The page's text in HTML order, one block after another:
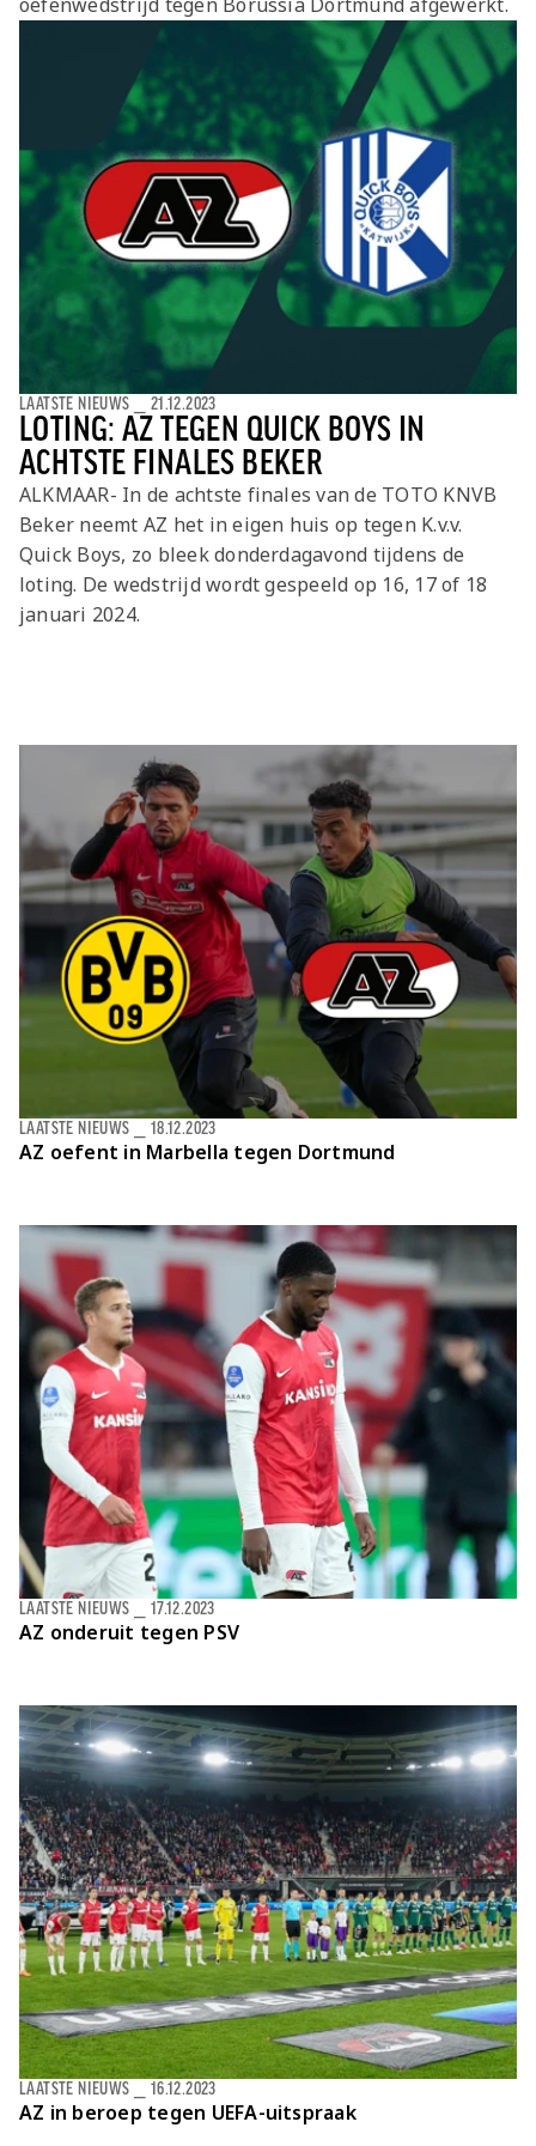
Jong AZ
Seizoenkaart
LOTING: AZ TEGEN QUICK BOYS IN
ACHTSTE FINALES BEKER
LAATSTE NIEUWS 21.12.2023
ALKMAAR- In de achtste finales van de TOTO KNVB
Beker neemt AZ het in eigen huis op tegen K.v.v.
Quick Boys, zo bleek donderdagavond tijdens de
loting. De wedstrijd wordt gespeeld op 16, 17 of 18
januari 2024.
AZ oefent in Marbella tegen Dortmund
LAATSTE NIEUWS 18.12.2023
AZ onderuit tegen PSV
LAATSTE NIEUWS 17.12.2023
AZ in beroep tegen UEFA-uitspraak
LAATSTE NIEUWS 16.12.2023